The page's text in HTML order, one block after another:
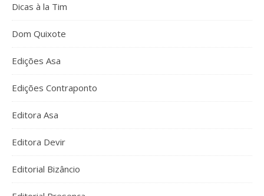
Dicas à la Tim
Dom Quixote
Edições Asa
Edições Contraponto
Editora Asa
Editora Devir
Editorial Bizâncio